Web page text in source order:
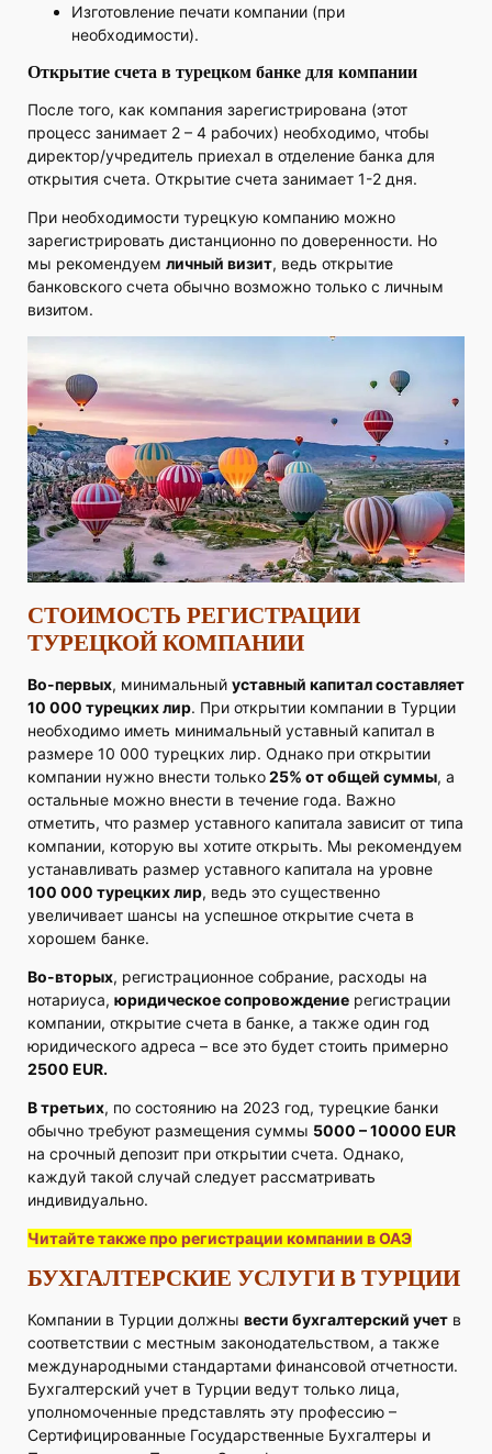
Изготовление печати компании (при
необходимости).
Открытие счета в турецком банке для компании
После того, как компания зарегистрирована (этот
процесс занимает 2 – 4 рабочих) необходимо, чтобы
директор/учредитель приехал в отделение банка для
открытия счета. Открытие счета занимает 1-2 дня.
При необходимости турецкую компанию можно
зарегистрировать дистанционно по доверенности. Но
мы рекомендуем личный визит, ведь открытие
банковского счета обычно возможно только с личным
визитом.
СТОИМОСТЬ РЕГИСТРАЦИИ
ТУРЕЦКОЙ КОМПАНИИ
Во-первых, минимальный уставный капитал составляет
10 000 турецких лир. При открытии компании в Турции
необходимо иметь минимальный уставный капитал в
размере 10 000 турецких лир. Однако при открытии
компании нужно внести только25% от общей суммы, а
остальные можно внести в течение года. Важно
отметить, что размер уставного капитала зависит от типа
компании, которую вы хотите открыть. Мы рекомендуем
устанавливать размер уставного капитала на уровне
100 000 турецких лир, ведь это существенно
увеличивает шансы на успешное открытие счета в
хорошем банке.
Во-вторых, регистрационное собрание, расходы на
нотариуса, юридическое сопровождение регистрации
компании, открытие счета в банке, а также один год
юридического адреса – все это будет стоить примерно
2500 EUR.
В третьих, по состоянию на 2023 год, турецкие банки
обычно требуют размещения суммы 5000 – 10000 EUR
на срочный депозит при открытии счета. Однако,
каждуй такой случай следует рассматривать
индивидуально.
Читайте также про регистрации компании в ОАЭ
БУХГАЛТЕРСКИЕ УСЛУГИ В ТУРЦИИ
Компании в Турции должны вести бухгалтерский учет в
соответствии с местным законодательством, а также
международными стандартами финансовой отчетности.
Бухгалтерский учет в Турции ведут только лица,
уполномоченные представлять эту профессию –
Сертифицированные Государственные Бухгалтеры и